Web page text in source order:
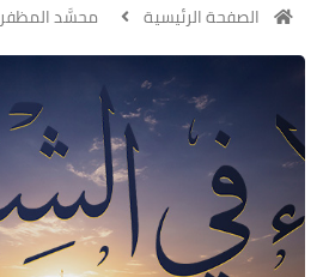
الصفحة الرئيسية محسَّد المظفر